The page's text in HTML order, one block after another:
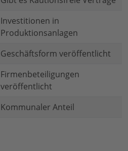
Investitionen in
Produktionsanlagen
Geschäftsform veröffentlicht
Firmenbeteiligungen
veröffentlicht
Kommunaler Anteil